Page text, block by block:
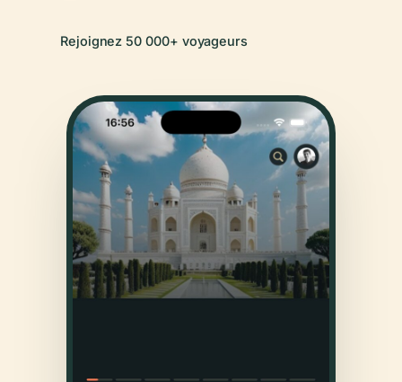
Rejoignez 50 000+ voyageurs